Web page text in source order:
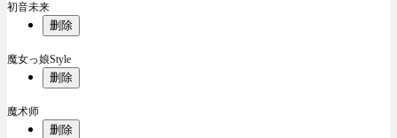
初音未来
删除
魔女っ娘Style
删除
魔术师
删除